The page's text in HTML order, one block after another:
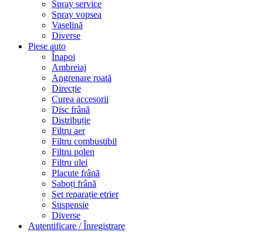
Spray service
Spray vopsea
Vaselină
Diverse
Piese auto
Înapoi
Ambreiaj
Angrenare roată
Direcție
Curea accesorii
Disc frână
Distribuție
Filtru aer
Filtru combustibil
Filtru polen
Filtru ulei
Placute frână
Saboți frână
Set reparație etrier
Suspensie
Diverse
Autentificare / Înregistrare